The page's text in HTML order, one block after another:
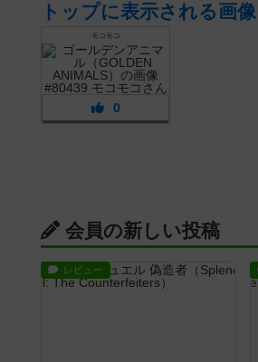
トップに表示される画像
モコモコ
0
会員の新しい投稿
レビュー